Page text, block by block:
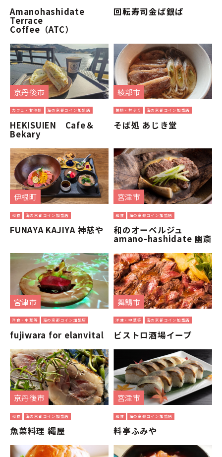
Amanohashidate
Terrace
Coffee（ATC）
回転寿司金ぱ銀ぱ
京丹後市
カフェ・甘味処 海の京都コイン加盟店
HEKISUIEN Cafe＆
Bekary
綾部市
麺類・丼ぶり 海の京都コイン加盟店
そば処 あじき堂
伊根町
和食 海の京都コイン加盟店
FUNAYA KAJIYA 神慈や
宮津市
和食 海の京都コイン加盟店
和のオーベルジュ
amano-hashidate 幽斎
宮津市
洋食・中華等 海の京都コイン加盟店
fujiwara for elanvital
舞鶴市
洋食・中華等 海の京都コイン加盟店
ビストロ酒場イープ
京丹後市
和食 海の京都コイン加盟店
魚菜料理 縄屋
宮津市
和食 海の京都コイン加盟店
料亭ふみや